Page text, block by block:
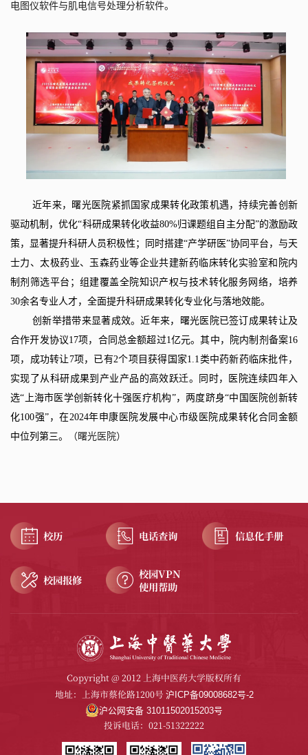
电图仪软件与肌电信号处理分析软件。
近年来，曙光医院紧抓国家成果转化政策机遇，持续完善创新
驱动机制，优化“科研成果转化收益80%归课题组自主分配”的激励政
策，显著提升科研人员积极性；同时搭建“产学研医”协同平台，与天
士力、太极药业、玉森药业等企业共建新药临床转化实验室和院内
制剂筛选平台；组建覆盖全院知识产权与技术转化服务网络，培养
30余名专业人才，全面提升科研成果转化专业化与落地效能。
创新举措带来显著成效。近年来，曙光医院已签订成果转让及
合作开发协议17项，合同总金额超过1 亿元。其中，院内制剂备案16
项，成功转让 7项，已有2个项目获得国家1.1 类中药新药临床批件，
实现了从科研成果到产业产品的高效跃迁。同时，医院连续四年入
选“上海市医学创新转化十强医疗机构”，两度跻身“中国医院创新转
化100强”，在2024年申康医院发展中心市级医院成果转化合同金额
中位列第三。
（曙光医院）
校历 电话查询 信息化手册
校园报修
校园VPN
使用帮助
Copyright @ 2012 上海中医药大学版权所有
地址：上海市蔡伦路1200号 沪ICP备09008682号-2
沪公网安备 31011502015203号
投诉电话：021-51322222